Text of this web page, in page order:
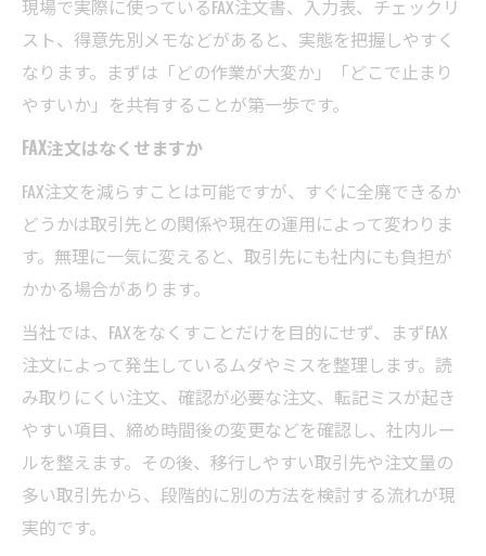
現場で実際に使っているFAX注文書、入力表、チェックリ
スト、得意先別メモなどがあると、実態を把握しやすく
なります。まずは「どの作業が大変か」「どこで止まり
やすいか」を共有することが第一歩です。
FAX注文はなくせますか
FAX注文を減らすことは可能ですが、すぐに全廃できるか
どうかは取引先との関係や現在の運用によって変わりま
す。無理に一気に変えると、取引先にも社内にも負担が
かかる場合があります。
当社では、FAXをなくすことだけを目的にせず、まずFAX
注文によって発生しているムダやミスを整理します。読
み取りにくい注文、確認が必要な注文、転記ミスが起き
やすい項目、締め時間後の変更などを確認し、社内ルー
ルを整えます。その後、移行しやすい取引先や注文量の
多い取引先から、段階的に別の方法を検討する流れが現
実的です。